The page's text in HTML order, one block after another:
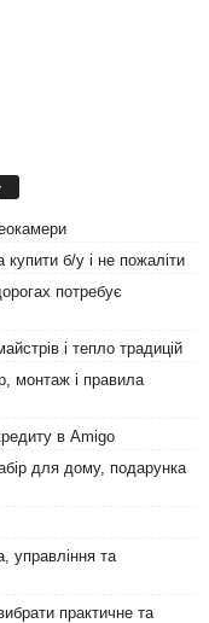
б/у і не пожаліти
потребує
і тепло традицій
монтаж і правила
в Amigo
для дому, подарунка
управління та
практичне та